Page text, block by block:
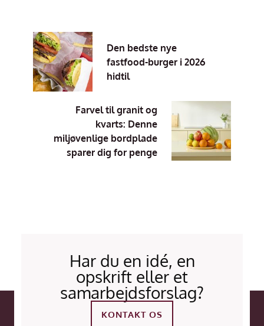
Den bedste nye
fastfood-burger i 2026
hidtil
Farvel til granit og
kvarts: Denne
miljøvenlige bordplade
sparer dig for penge
Har du en idé, en
opskrift eller et
samarbejdsforslag?
KONTAKT OS